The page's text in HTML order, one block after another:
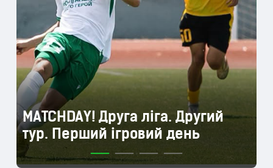
MATCHDAY! Друга ліга. Другий
тур. Перший ігровий день
MATCHDAY! Перша ліга. Третій
тур. Анонс матчів
MATCHDAY! Перша ліга. Третій
тур. Анонс матчу п'ятниці
Носовський: Ми завжди
підтримуємо один одного,
допомагаємо і у цьому сила
Пенуела